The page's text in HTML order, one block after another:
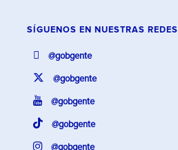
SÍGUENOS EN NUESTRAS REDES
@gobgente
@gobgente
@gobgente
@gobgente
@gobgente